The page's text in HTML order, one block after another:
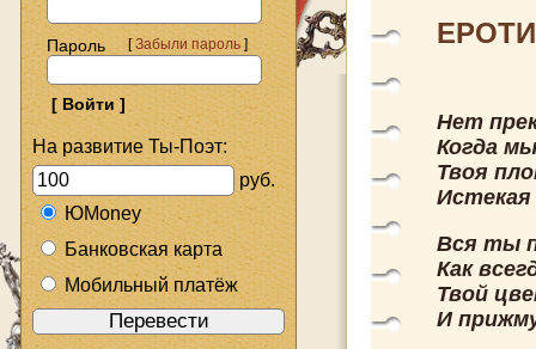
Пароль [Забыли пароль]
На развитие Ты-Поэт:
руб.
ЮMoney
Банковская карта
Мобильный платёж
Нет
Когда
Твоя
Вся ты
Как
Твой
И